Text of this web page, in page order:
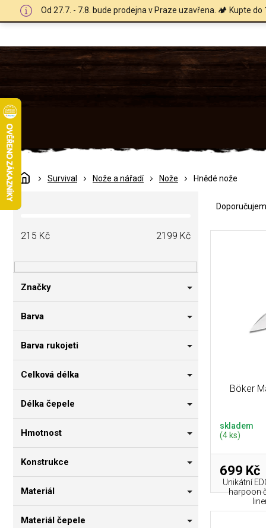
Od 27.7. - 7.8. bude prodejna v Praze uzavřena. 🏕️ Kupte
DomůSurvival Nože a nářadí Nože Hnědé nože
P
o
a
n
í
a
215 Kč 2199 Kč
Značky
Barva
Barva rukojeti
Celková délka
Délka čepele
Hmotnost
Konstrukce
Materiál
Materiál čepele
e
Böker
skladem
(4 ks)
699 Kč
Unikátní
harpoon